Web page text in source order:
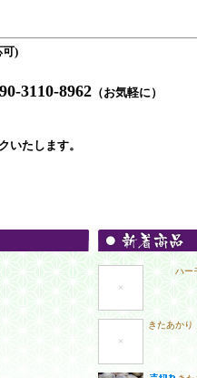
可)
3110-8962 （お気軽に）
いたします。
×
ハー
×
きたあか